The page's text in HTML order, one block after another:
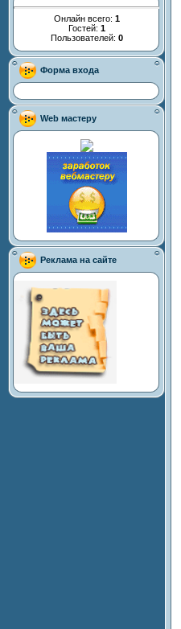
Онлайн всего: 1
Гостей: 1
Пользователей: 0
Форма входа
Web мастеру
Реклама на сайте